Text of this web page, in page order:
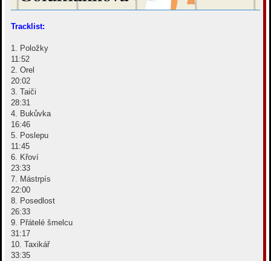
Tracklist:
1. Položky
11:52
2. Orel
20:02
3. Taiči
28:31
4. Bukůvka
16:46
5. Poslepu
11:45
6. Křoví
23:33
7. Mástrpís
22:00
8. Posedlost
26:33
9. Přátelé šmelcu
31:17
10. Taxikář
33:35